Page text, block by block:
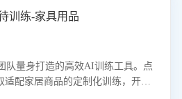
训练-家具用品
队量身打造的高效AI训练工具。点
适配家居商品的定制化训练，开启